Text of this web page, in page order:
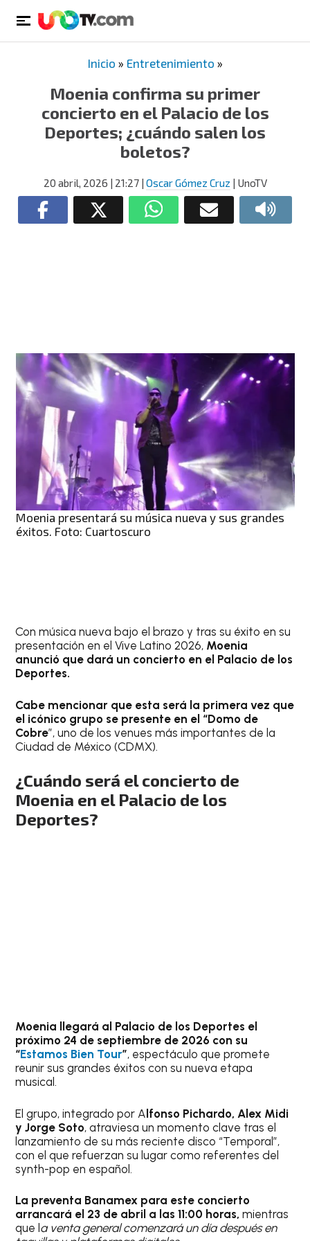
Inicio » Entretenimiento »
Moenia confirma su primer
concierto en el Palacio de los
Deportes; ¿cuándo salen los
boletos?
20 abril, 2026 | 21:27| Oscar Gómez Cruz | UnoTV
Moenia presentará su música nueva y sus grandes
éxitos. Foto: Cuartoscuro
Con música nueva bajo el brazo y tras su éxito en su
presentación en el Vive Latino 2026, Moenia
anunció que dará un concierto en el Palacio de los
Deportes.
Cabe mencionar que esta será la primera vez que
el icónico grupo se presente en el “Domo de
Cobre”, uno de los venues más importantes de la
Ciudad de México (CDMX).
¿Cuándo será el concierto de
Moenia en el Palacio de los
Deportes?
Moenia llegará al Palacio de los Deportes el
próximo 24 de septiembre de 2026 con su
“Estamos Bien Tour”, espectáculo que promete
reunir sus grandes éxitos con su nueva etapa
musical.
El grupo, integrado por Alfonso Pichardo, Alex Midi
y Jorge Soto, atraviesa un momento clave tras el
lanzamiento de su más reciente disco “Temporal”,
con el que refuerzan su lugar como referentes del
synth-pop en español.
La preventa Banamex para este concierto
arrancará el 23 de abril a las 11:00 horas, mientras
que l a venta general comenzará un día después en